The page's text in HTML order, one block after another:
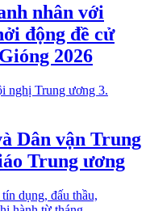
nhân với
động đề cử
2026
Dân vận Trung
Trung ương